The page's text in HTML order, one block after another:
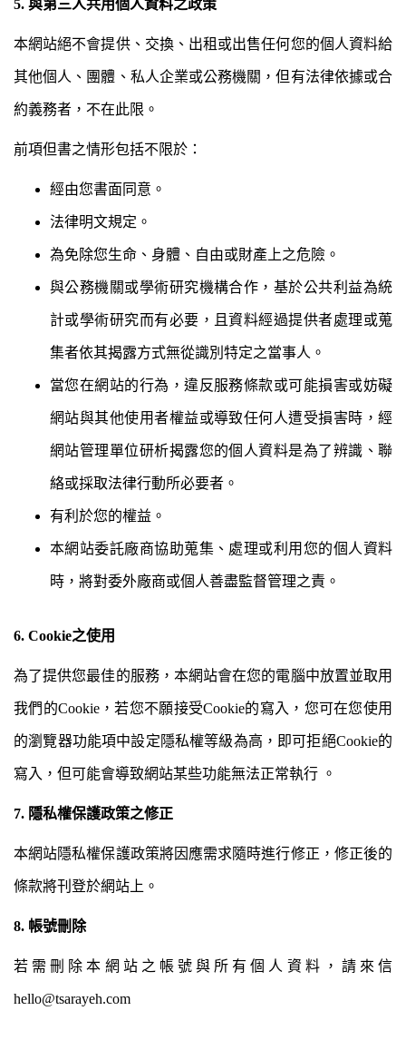
5. 與第三人共用個人資料之政策
本網站絕不會提供、交換、出租或出售任何您的個人資料給
其他個人、團體、私人企業或公務機關，但有法律依據或合
約義務者，不在此限。
前項但書之情形包括不限於：
經由您書面同意。
法律明文規定。
為免除您生命、身體、自由或財產上之危險。
與公務機關或學術研究機構合作，基於公共利益為統
計或學術研究而有必要，且資料經過提供者處理或蒐
集者依其揭露方式無從識別特定之當事人。
當您在網站的行為，違反服務條款或可能損害或妨礙
網站與其他使用者權益或導致任何人遭受損害時，經
網站管理單位研析揭露您的個人資料是為了辨識、聯
絡或採取法律行動所必要者。
有利於您的權益。
本網站委託廠商協助蒐集、處理或利用您的個人資料
時，將對委外廠商或個人善盡監督管理之責。
6. Cookie之使用
為了提供您最佳的服務，本網站會在您的電腦中放置並取用
我們的Cookie，若您不願接受Cookie的寫入，您可在您使用
的瀏覽器功能項中設定隱私權等級為高，即可拒絕Cookie的
寫入，但可能會導致網站某些功能無法正常執行 。
7. 隱私權保護政策之修正
本網站隱私權保護政策將因應需求隨時進行修正，修正後的
條款將刊登於網站上。
8. 帳號刪除
若需刪除本網站之帳號與所有個人資料，請來信
hello@tsarayeh.com